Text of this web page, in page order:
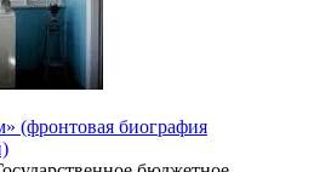
(фронтовая биография